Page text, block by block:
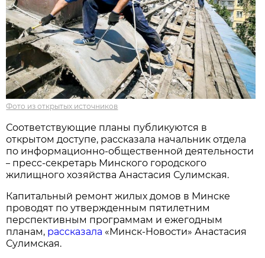
Фото из открытых источников
Соответствующие планы публикуются в
открытом доступе, рассказала начальник отдела
по информационно-общественной деятельности
– пресс-секретарь Минского городского
жилищного хозяйства Анастасия Сулимская.
Капитальный ремонт жилых домов в Минске
проводят по утвержденным пятилетним
перспективным программам и ежегодным
планам, рассказала «Минск-Новости» Анастасия
Сулимская.